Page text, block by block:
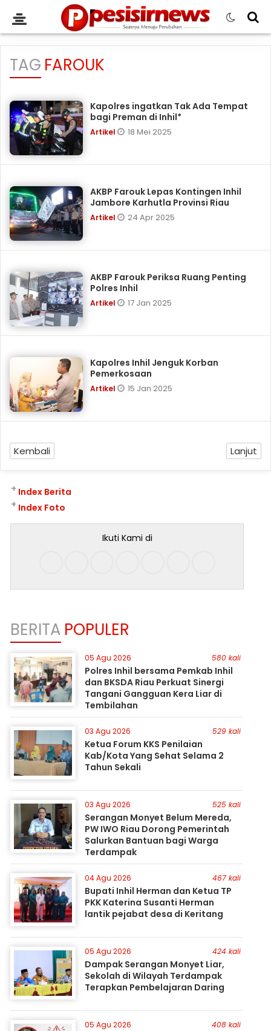
TAG FAROUK
Kapolres ingatkan Tak Ada Tempat
bagi Preman di Inhil*
Artikel 18 Mei 2025
AKBP Farouk Lepas Kontingen Inhil
Jambore Karhutla Provinsi Riau
Artikel 24 Apr 2025
AKBP Farouk Periksa Ruang Penting
Polres Inhil
Artikel 17 Jan 2025
Kapolres Inhil Jenguk Korban
Pemerkosaan
Artikel 15 Jan 2025
Kembali Lanjut
Index Berita
+
Index Foto
+
Ikuti Kami di
BERITA POPULER
05 Agu 2026 580 kali
Polres Inhil bersama Pemkab Inhil
dan BKSDA Riau Perkuat Sinergi
Tangani Gangguan Kera Liar di
Tembilahan
03 Agu 2026 529 kali
Ketua Forum KKS Penilaian
Kab/Kota Yang Sehat Selama 2
Tahun Sekali
03 Agu 2026 525 kali
Serangan Monyet Belum Mereda,
PW IWO Riau Dorong Pemerintah
Salurkan Bantuan bagi Warga
Terdampak
04 Agu 2026 467 kali
Bupati Inhil Herman dan Ketua TP
PKK Katerina Susanti Herman
lantik pejabat desa di Keritang
05 Agu 2026 424 kali
Dampak Serangan Monyet Liar,
Sekolah di Wilayah Terdampak
Terapkan Pembelajaran Daring
05 Agu 2026 408 kali